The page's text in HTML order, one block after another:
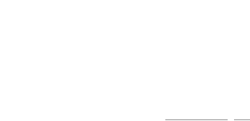
design